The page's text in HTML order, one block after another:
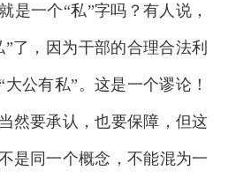
是一个“私”字吗？有人说，
了，因为干部的合理合法利
公有私”。这是一个谬论！
然要承认，也要保障，但这
是同一个概念，不能混为一